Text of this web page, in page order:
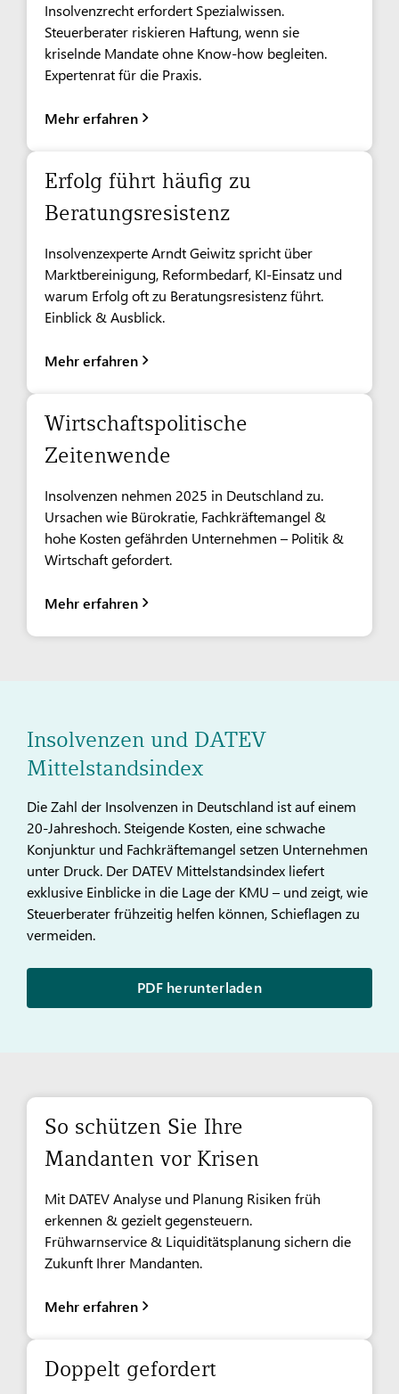
Insolvenzrecht erfordert Spezialwissen.
Steuerberater riskieren Haftung, wenn sie
kriselnde Mandate ohne Know-how begleiten.
Expertenrat für die Praxis.
Mehr erfahren
Erfolg führt häufig zu
Beratungsresistenz
Insolvenzexperte Arndt Geiwitz spricht über
Marktbereinigung, Reformbedarf, KI-Einsatz und
warum Erfolg oft zu Beratungsresistenz führt.
Einblick & Ausblick.
Mehr erfahren
Wirtschaftspolitische
Zeitenwende
Insolvenzen nehmen 2025 in Deutschland zu.
Ursachen wie Bürokratie, Fachkräftemangel &
hohe Kosten gefährden Unternehmen – Politik &
Wirtschaft gefordert.
Mehr erfahren
Insolvenzen und DATEV
Mittelstandsindex
Die Zahl der Insolvenzen in Deutschland ist auf einem
20-Jahreshoch. Steigende Kosten, eine schwache
Konjunktur und Fachkräftemangel setzen Unternehmen
unter Druck. Der DATEV Mittelstandsindex liefert
exklusive Einblicke in die Lage der KMU – und zeigt, wie
Steuerberater frühzeitig helfen können, Schieflagen zu
vermeiden.
PDF herunterladen
So schützen Sie Ihre
Mandanten vor Krisen
Mit DATEV Analyse und Planung Risiken früh
erkennen & gezielt gegensteuern.
Frühwarnservice & Liquiditätsplanung sichern die
Zukunft Ihrer Mandanten.
Mehr erfahren
Doppelt gefordert